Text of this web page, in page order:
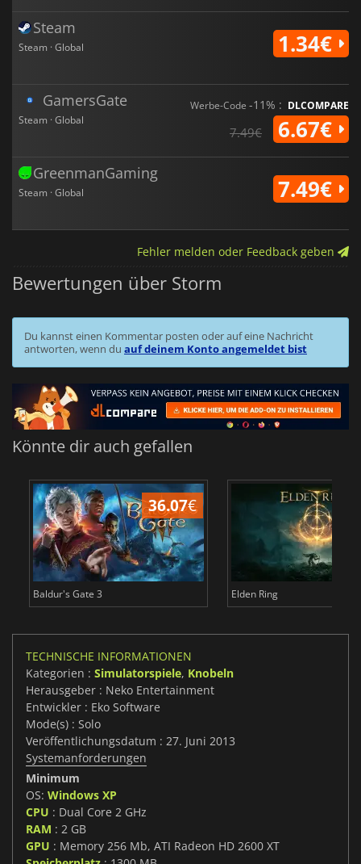
Steam
Steam · Global 1.34€
GamersGate
Steam · Global
Werbe-Code -11% : DLCOMPARE
7.49€ 6.67€
GreenmanGaming
Steam · Global 7.49€
Fehler melden oder Feedback geben
Bewertungen über Storm
Du kannst einen Kommentar posten oder auf eine Nachricht
antworten, wenn du auf deinem Konto angemeldet bist
Könnte dir auch gefallen
36.07€
Baldur's Gate 3 Elden Ring
TECHNISCHE INFORMATIONEN
Kategorien : Simulatorspiele, Knobeln
Herausgeber : Neko Entertainment
Entwickler : Eko Software
Mode(s) : Solo
Veröffentlichungsdatum : 27. Juni 2013
Systemanforderungen
Minimum
OS: Windows XP
CPU : Dual Core 2 GHz
RAM : 2 GB
GPU : Memory 256 Mb, ATI Radeon HD 2600 XT